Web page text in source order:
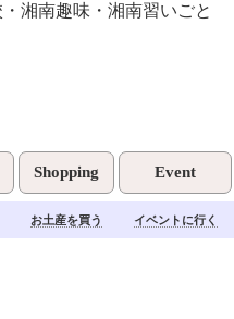
Shopping Event
お土産を買う イベントに行く